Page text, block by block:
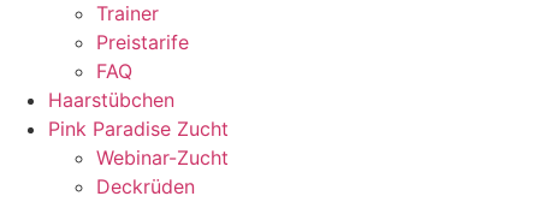
Trainer
Preistarife
FAQ
Haarstübchen
Pink Paradise Zucht
Webinar-Zucht
Deckrüden